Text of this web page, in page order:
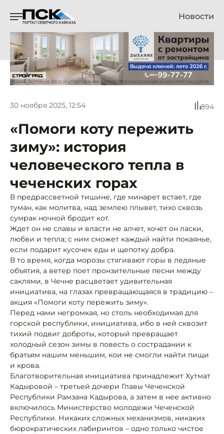
Новости
30 ноября 2025, 12:54 894
«Помоги коту пережить
зиму»: история
человеческого тепла в
чеченских горах
В предрассветной тишине, где минарет встает, где
туман, как молитва, над землею плывет, тихо сквозь
сумрак ночной бродит кот.
Ждет он не славы и власти не алчет, хочет он ласки,
любви и тепла; с ним сможет каждый найти покаянье,
если подарит кусочек еды и щепотку добра.
В то время, когда морозы стягивают горы в ледяные
объятия, а ветер поет пронзительные песни между
саклями, в Чечне расцветает удивительная
инициатива, на глазах превращающаяся в традицию –
акция «Помоги коту пережить зиму».
Перед нами негромкая, но столь необходимая для
горской республики, инициатива, ибо в ней сквозит
тихий подвиг доброты, который превращает
холодный сезон зимы в повесть о сострадании к
братьям нашим меньшим, кои не смогли найти пищи
и крова.
Благотворительная инициатива принадлежит Хутмат
Кадыровой – третьей дочери Главы Чеченской
Республики Рамзана Кадырова, а затем в нее активно
включилось Министерство молодежи Чеченской
Республики. Никаких сложных механизмов, никаких
бюрократических лабиринтов – одно только чистое